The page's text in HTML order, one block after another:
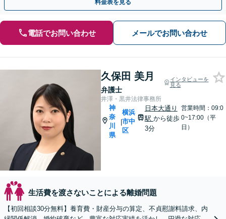
料金表を見る
電話でお問い合わせ メールでお問い合わせ
久保田 美月
弁護士
インタビューを
見る
井澤・黒井法律事務所
神
奈
川
県
|
横浜
市中
区
日本大通り
駅 から徒歩
3分
営業時間：09:0
0~17:00（平
日）
生活費を渡さないことによる離婚問題
【初回相談30分無料】養育費・財産分与の算定、不貞慰謝料請求、内